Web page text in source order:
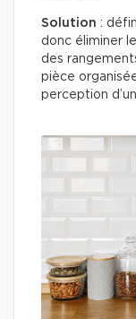
Solution :
donc éliminer
des
pièce
perception